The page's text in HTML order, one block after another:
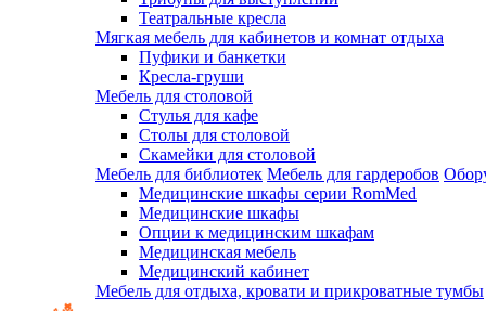
Театральные кресла
Мягкая мебель для кабинетов и комнат отдыха
Пуфики и банкетки
Кресла-груши
Мебель для столовой
Cтулья для кафе
Cтолы для столовой
Скамейки для столовой
Мебель для библиотек Мебель для гардеробов
Медицинские шкафы серии RomMed
Медицинские шкафы
Опции к медицинским шкафам
Медицинская мебель
Медицинский кабинет
Мебель для отдыха, кровати и прикроватные тумбы